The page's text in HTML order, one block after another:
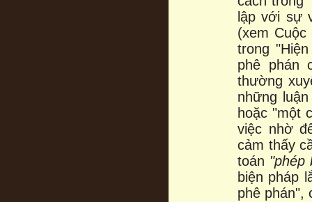
lập với sự
(xem
trong
phê phán
thường
những
hoặc "một
việc nhờ
cảm thấy
toán "phép
biện pháp
phê phán",